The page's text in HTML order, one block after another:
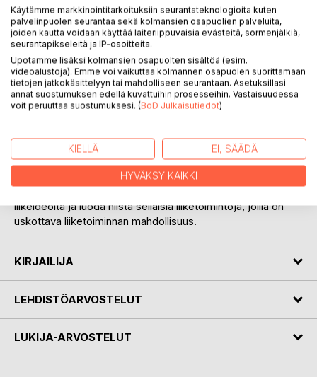
KUVAUS
Yrittämisessä luovuus ja liiketoiminnan suunnittelu ovat sitä
vaikeinta puuhaa. Mutta suunnittelun lopputulemana yrittäjä
saattaa saada sellaisen yrityksen, jolla menestyy muita
yrittäjä ja mitä yrittäjä tekee ja käyttäytyy, jotta hän saa
aikaan kannattavaa liiketoimintaa.
Strategos-sarja etenee kakkoseen ja kolmoseen.
Lopputulemana yrittäjä tietää miten hän osaa noukkia
liikeideoita ja luoda niistä sellaisia liiketoimintoja, joilla on
uskottava liiketoiminnan mahdollisuus.
KIRJAILIJA
LEHDISTÖARVOSTELUT
LUKIJA-ARVOSTELUT
Käytämme markkinointitarkoituksiin seurantateknologioita kuten
palvelinpuolen seurantaa sekä kolmansien osapuolien palveluita,
joiden kautta voidaan käyttää laiteriippuvaisia evästeitä, sormenjälkiä,
seurantapikseleitä ja IP-osoitteita.
Upotamme lisäksi kolmansien osapuolten sisältöä (esim.
videoalustoja). Emme voi vaikuttaa kolmannen osapuolen suorittamaan
tietojen jatkokäsittelyyn tai mahdolliseen seurantaan. Asetuksillasi
annat suostumuksen edellä kuvattuihin prosesseihin. Vastaisuudessa
voit peruuttaa suostumuksesi. (BoD Julkaisutiedot)
KIELLÄ EI, SÄÄDÄ
HYVÄKSY KAIKKI